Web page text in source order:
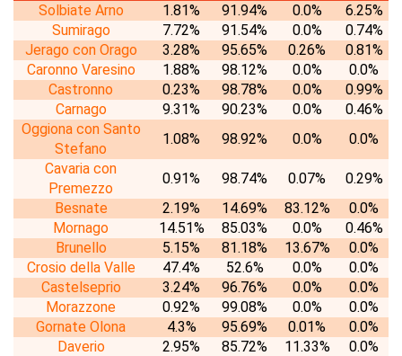
Solbiate Arno
1.81% 91.94% 0.0%
6.25%
Sumirago
7.72% 91.54% 0.0%
0.74%
Jerago con Orago
3.28% 95.65% 0.26%
0.81%
Caronno Varesino
1.88% 98.12% 0.0%
0.0%
Castronno
0.23% 98.78% 0.0%
0.99%
Carnago
9.31% 90.23% 0.0%
0.46%
Oggiona con Santo
Stefano
1.08% 98.92% 0.0%
0.0%
Cavaria con
Premezzo
0.91% 98.74% 0.07%
0.29%
Besnate
2.19% 14.69% 83.12%
0.0%
Mornago
14.51% 85.03% 0.0%
0.46%
Brunello
5.15% 81.18% 13.67%
0.0%
Crosio della Valle
47.4% 52.6% 0.0%
0.0%
Castelseprio
3.24% 96.76% 0.0%
0.0%
Morazzone
0.92% 99.08% 0.0%
0.0%
Gornate Olona
4.3% 95.69% 0.01%
0.0%
Daverio
2.95% 85.72% 11.33%
0.0%